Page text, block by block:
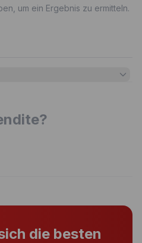
um ein Ergebnis zu ermitteln.
die besten